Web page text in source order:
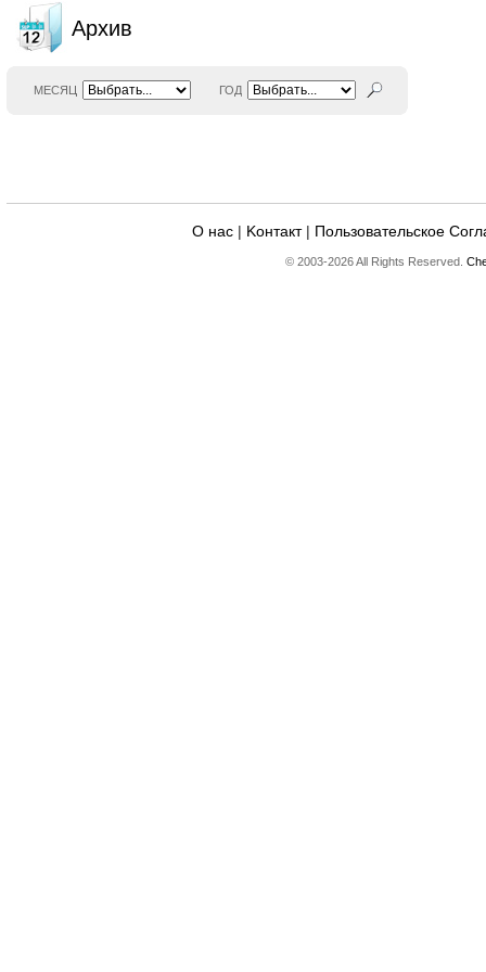
Архив
МЕСЯЦ ГОД
О нас | Kонтакт| Пользовательское
© 2003-2026 All Rights Reserved.